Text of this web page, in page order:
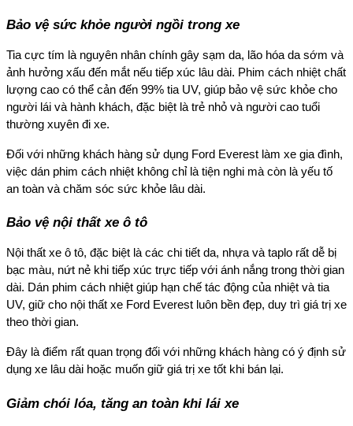
Bảo vệ sức khỏe người ngồi trong xe
Tia cực tím là nguyên nhân chính gây sạm da, lão hóa da sớm và
ảnh hưởng xấu đến mắt nếu tiếp xúc lâu dài. Phim cách nhiệt chất
lượng cao có thể cản đến 99% tia UV, giúp bảo vệ sức khỏe cho
người lái và hành khách, đặc biệt là trẻ nhỏ và người cao tuổi
thường xuyên đi xe.
Đối với những khách hàng sử dụng Ford Everest làm xe gia đình,
việc dán phim cách nhiệt không chỉ là tiện nghi mà còn là yếu tố
an toàn và chăm sóc sức khỏe lâu dài.
Bảo vệ nội thất xe ô tô
Nội thất xe ô tô, đặc biệt là các chi tiết da, nhựa và taplo rất dễ bị
bạc màu, nứt nẻ khi tiếp xúc trực tiếp với ánh nắng trong thời gian
dài. Dán phim cách nhiệt giúp hạn chế tác động của nhiệt và tia
UV, giữ cho nội thất xe Ford Everest luôn bền đẹp, duy trì giá trị xe
theo thời gian.
Đây là điểm rất quan trọng đối với những khách hàng có ý định sử
dụng xe lâu dài hoặc muốn giữ giá trị xe tốt khi bán lại.
Giảm chói lóa, tăng an toàn khi lái xe